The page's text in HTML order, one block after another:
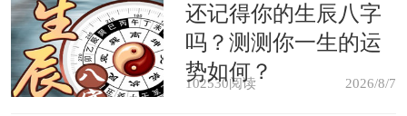
可以把房中的下水口堵上，但是却不能
将墙壁中的下水管道移除。这样卫生间
改书房以后，人们就会边工作学习，边
还记得你的生辰八字
吗？测测你一生的运
势如何？
102530阅读 2026/8/7